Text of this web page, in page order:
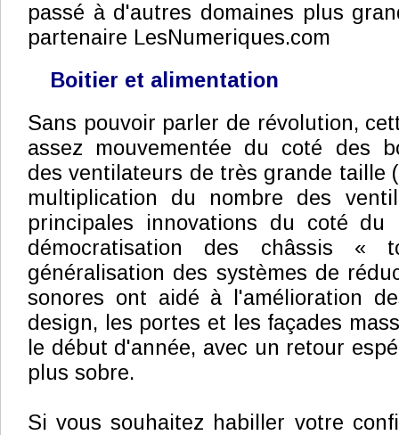
passé à d'autres domaines plus
partenaire LesNumeriques.com
Boitier et alimentation
Sans pouvoir parler de révolution,
assez mouvementée du coté des
des ventilateurs de très grande taille
multiplication du nombre des
principales innovations du coté du
démocratisation des châssis
généralisation des systèmes de
sonores ont aidé à l'amélioration
design, les portes et les façades
le début d'année, avec un retour
plus sobre.
Si vous souhaitez habiller votre